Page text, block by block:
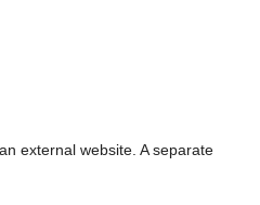
external website. A separate